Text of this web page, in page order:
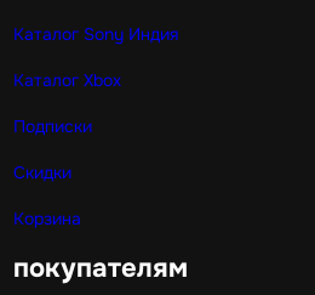
Каталог Sony Индия
Каталог Xbox
Подписки
Скидки
Корзина
покупателям